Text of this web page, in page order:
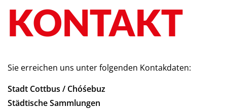
KONTAKT
Sie erreichen uns unter folgenden Kontakdaten:
Stadt Cottbus / Chóśebuz
Städtische Sammlungen